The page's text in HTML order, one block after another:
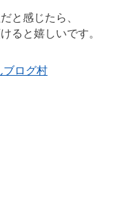
と感じたら、
ると嬉しいです。
ブログ村